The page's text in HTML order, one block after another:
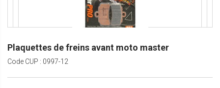
Plaquettes de freins avant moto master
Code CUP : 0997-12